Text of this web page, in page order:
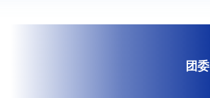
团委